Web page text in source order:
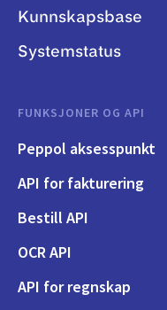
Kunnskapsbase
Systemstatus
FUNKSJONER OG API
Peppol aksesspunkt
API for fakturering
Bestill API
OCR API
API for regnskap